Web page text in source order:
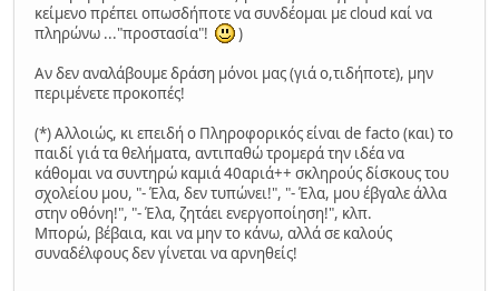
κείμενο πρέπει οπωσδήποτε να συνδέομαι με cloud καί να
πληρώνω ..."προστασία"!
)
Αν δεν αναλάβουμε δράση μόνοι μας (γιά ο,τιδήποτε), μην
περιμένετε προκοπές!
(*) Αλλοιώς, κι επειδή ο Πληροφορικός είναι de facto (και) το
παιδί γιά τα θελήματα, αντιπαθώ τρομερά την ιδέα να
κάθομαι να συντηρώ καμιά 40αριά++ σκληρούς δίσκους του
σχολείου μου, "- Έλα, δεν τυπώνει!", "- Έλα, μου έβγαλε άλλα
στην οθόνη!", "- Έλα, ζητάει ενεργοποίηση!", κλπ.
Μπορώ, βέβαια, και να μην το κάνω, αλλά σε καλούς
συναδέλφους δεν γίνεται να αρνηθείς!